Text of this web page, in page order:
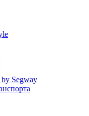
Segway